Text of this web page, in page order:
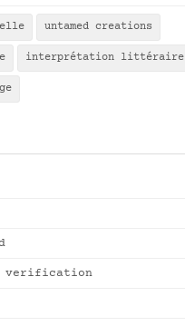
untamed creations
interprétation littéraire
verification